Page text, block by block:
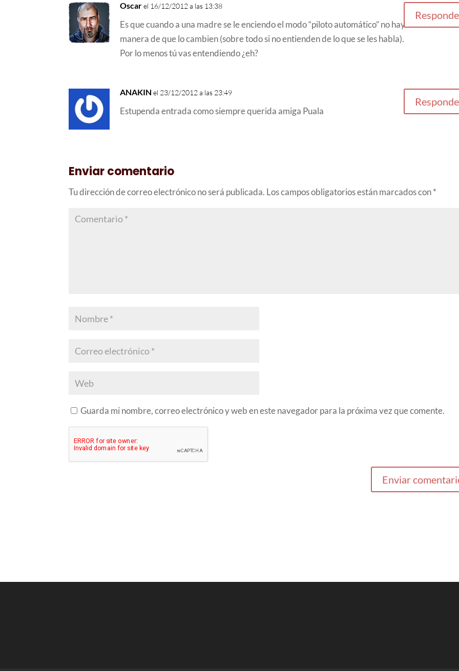
Oscar el 16/12/2012 a las 13:38
Es que cuando a una madre se le enciendo el modo “piloto automático” no hay
manera de que lo cambien (sobre todo si no entienden de lo que se les habla).
Por lo menos tú vas entendiendo ¿eh?
ANAKIN el 23/12/2012 a las 23:49
Estupenda entrada como siempre querida amiga Puala
Enviar comentario
Tu dirección de correo electrónico no será publicada. Los campos obligatorios están marcados con*
Guarda mi nombre, correo electrónico y web en este navegador para la próxima vez que comente.